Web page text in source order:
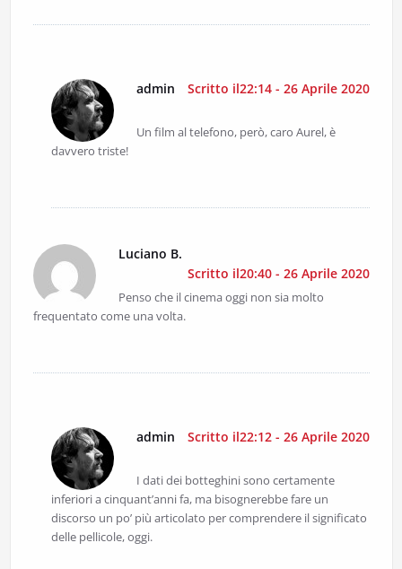
admin Scritto il22:14 - 26 Aprile 2020
Un film al telefono, però, caro Aurel, è
davvero triste!
Luciano B.
Scritto il20:40 - 26 Aprile 2020
Penso che il cinema oggi non sia molto
frequentato come una volta.
admin Scritto il22:12 - 26 Aprile 2020
I dati dei botteghini sono certamente
inferiori a cinquant’anni fa, ma bisognerebbe fare un
discorso un po’ più articolato per comprendere il significato
delle pellicole, oggi.